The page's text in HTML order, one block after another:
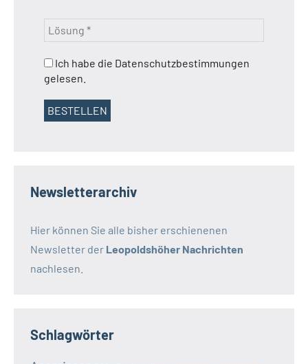
Ich habe die Datenschutzbestimmungen
gelesen.
Newsletterarchiv
Hier können Sie alle bisher erschienenen
Newsletter der Leopoldshöher Nachrichten
nachlesen.
Schlagwörter